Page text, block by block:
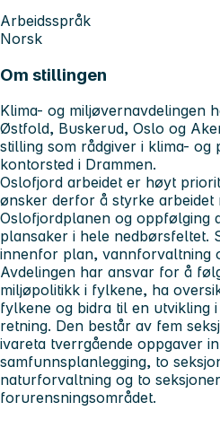
Arbeidsspråk
Norsk
Om stillingen
Klima- og miljøvernavdelingen
Østfold, Buskerud, Oslo og
stilling som rådgiver i klima- og
kontorsted i Drammen.
Oslofjord arbeidet er høyt
ønsker derfor å styrke arbeidet
Oslofjordplanen og oppfølging
plansaker i hele nedbørsfeltet.
innenfor plan, vannforvaltning
Avdelingen har ansvar for å
miljøpolitikk i fylkene, ha
fylkene og bidra til en utvikling
retning. Den består av fem
ivareta tverrgående oppgaver
samfunnsplanlegging, to
naturforvaltning og to
forurensningsområdet.